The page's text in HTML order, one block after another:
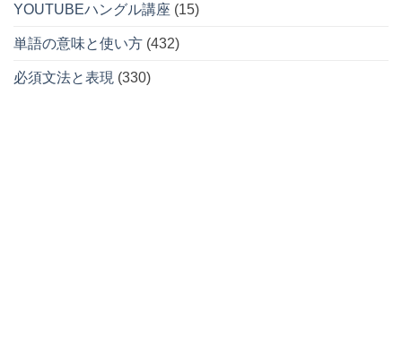
YOUTUBEハングル講座 (15)
単語の意味と使い方 (432)
必須文法と表現 (330)